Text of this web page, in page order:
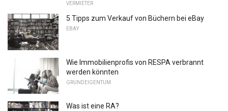
VERMIETER
5 Tipps zum Verkauf von Büchern bei eBay
EBAY
Wie Immobilienprofis von RESPA verbrannt
werden könnten
GRUNDEIGENTUM
Was ist eine RA?